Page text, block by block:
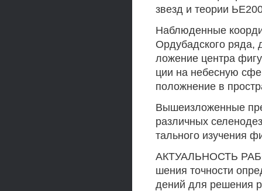
звезд и теории
Наблюденные
Ордубадского ряда,
ложение центра
ции на небесную
положнение в
Вышеизложенные
различных
тального изучения
АКТУАЛЬНОСТЬ
шения точности
дений для решения